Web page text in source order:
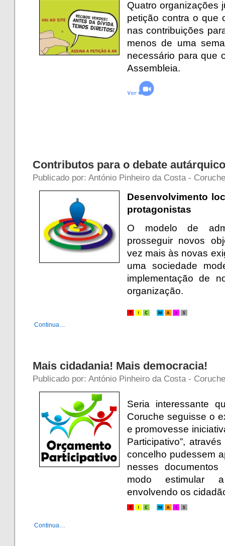
Quatro organizações
petição contra o que
nas contribuições
menos de uma
necessário para que
Assembleia.
Contributos para o debate
Publicado por: António Pinheiro da Costa -
Desenvolvimento
protagonistas
O modelo de
prosseguir novos
vez mais às novas
uma sociedade
implementação de
organização.
Continua…
Mais cidadania! Mais democracia!
Publicado por: António Pinheiro da Costa -
Seria interessante
Coruche seguisse o
e promovesse
Participativo”,
concelho pudessem
nesses
modo estimular a
envolvendo os
Continua…